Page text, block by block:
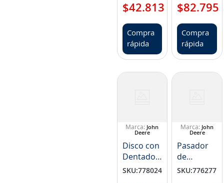
M164325
$42.813
Compra
rápida
$82.795
Compra
rápida
John
Deere
Disco con
Dentado
Interior
SKU:778024
John
Deere
Pasador
de
SKU:776277